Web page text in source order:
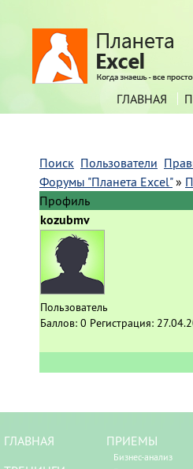
ГЛАВНАЯ
Поиск Пользователи
Форумы "Планета Excel" »
Профиль
kozubmv
Пользователь
Баллов: 0 Регистрация:
ГЛАВНАЯ
ПРИЕМЫ
Бизнес-анализ